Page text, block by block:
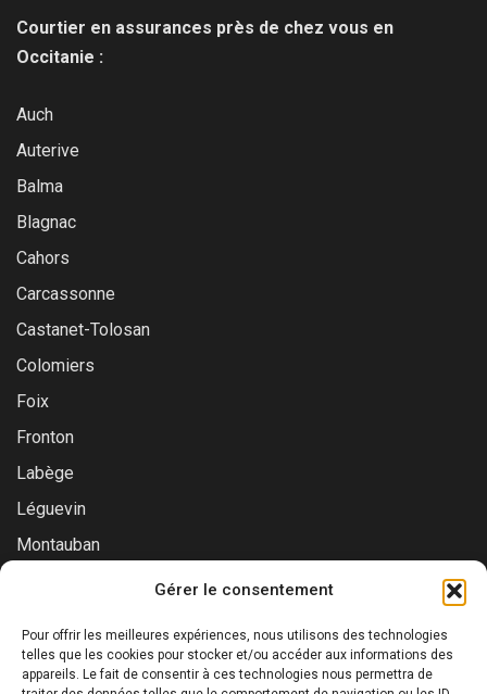
Gérer le consentement
Pour offrir les meilleures expériences, nous utilisons des technologies
telles que les cookies pour stocker et/ou accéder aux informations des
appareils. Le fait de consentir à ces technologies nous permettra de
Courtier en assurances près de chez vous en
Occitanie :
Auch
Auterive
Balma
Blagnac
Cahors
Carcassonne
Castanet-Tolosan
Colomiers
Foix
Fronton
Labège
Léguevin
Montauban
Saint-Lys
Tournefeuille